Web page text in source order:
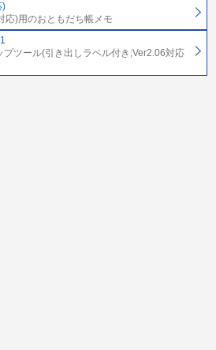
)
応)用のおともだち帳メモ
ツール(引き出しラベル付き;Ver2.06対応